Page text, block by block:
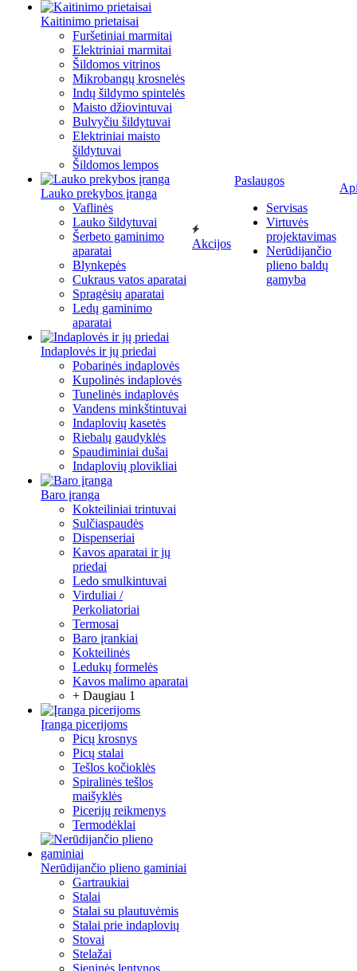
Kaitinimo prietaisai
Furšetiniai marmitai
Elektriniai marmitai
Šildomos vitrinos
Mikrobangų krosnelės
Indų šildymo spintelės
Maisto džiovintuvai
Bulvyčiu šildytuvai
Elektriniai maisto
šildytuvai
Šildomos lempos
Lauko prekybos įranga
Vaflinės
Lauko šildytuvai
Šerbeto gaminimo
aparatai
Blynkepės
Cukraus vatos aparatai
Spragėsių aparatai
Ledų gaminimo
aparatai
Indaplovės ir jų priedai
Pobarinės indaplovės
Kupolinės indaplovės
Tunelinės indaplovės
Vandens minkštintuvai
Indaplovių kasetės
Riebalų gaudyklės
Spaudiminiai dušai
Indaplovių plovikliai
Baro įranga
Kokteiliniai trintuvai
Sulčiaspaudės
Dispenseriai
Kavos aparatai ir jų
priedai
Ledo smulkintuvai
Virduliai /
Perkoliatoriai
Termosai
Baro įrankiai
Kokteilinės
Ledukų formelės
Kavos malimo aparatai
+ Daugiau 1
Įranga picerijoms
Picų krosnys
Picų stalai
Tešlos kočioklės
Spiralinės tešlos
maišyklės
Picerijų reikmenys
Termodėklai
Nerūdijančio plieno gaminiai
Gartraukiai
Stalai
Stalai su plautuvėmis
Stalai prie indaplovių
Stovai
Stelažai
Sieninės lentynos
Akcijos
Paslaugos
Servisas
Virtuvės
projektavimas
Nerūdijančio
plieno baldų
gamyba